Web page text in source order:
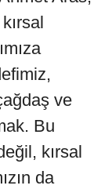
ve
Bu
kırsal
da